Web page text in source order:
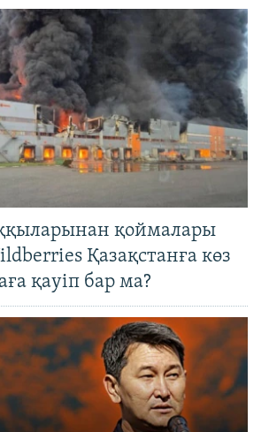
қоймалары
Қазақстанға көз
қауіп бар ма?